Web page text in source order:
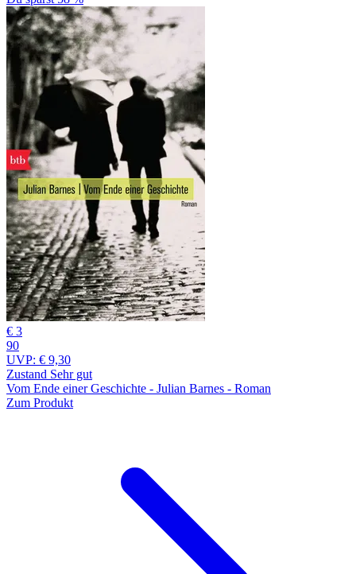
€ 3
90
UVP: € 9,30
Zustand Sehr gut
Vom Ende einer Geschichte - Julian Barnes - Roman
Zum Produkt